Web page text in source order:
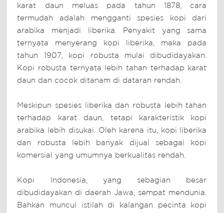
karat daun meluas pada tahun 1878, cara
termudah adalah mengganti spesies kopi dari
arabika menjadi liberika. Penyakit yang sama
ternyata menyerang kopi liberika, maka pada
tahun 1907, kopi robusta mulai dibudidayakan.
Kopi robusta ternyata lebih tahan terhadap karat
daun dan cocok ditanam di dataran rendah.
Meskipun spesies liberika dan robusta lebih tahan
terhadap karat daun, tetapi karakteristik kopi
arabika lebih disukai. Oleh karena itu, kopi liberika
dan robusta lebih banyak dijual sebagai kopi
komersial yang umumnya berkualitas rendah.
Kopi Indonesia, yang sebagian besar
dibudidayakan di daerah Jawa, sempat mendunia.
Bahkan muncul istilah di kalangan pecinta kopi